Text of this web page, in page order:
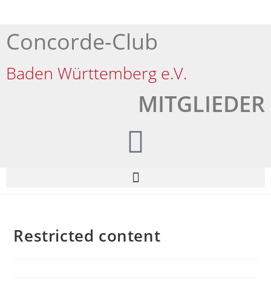
Concorde-Club
Baden Württemberg e.V.
MITGLIEDER
Restricted content